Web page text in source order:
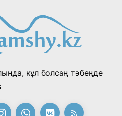
байқауы өз
«Славян базары»
құл болсаң төбеңде